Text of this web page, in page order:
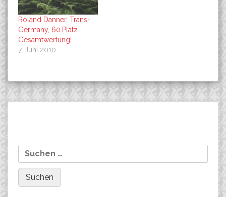
Roland Danner, Trans-
Germany, 60.Platz
Gesamtwertung!
7. Juni 2010